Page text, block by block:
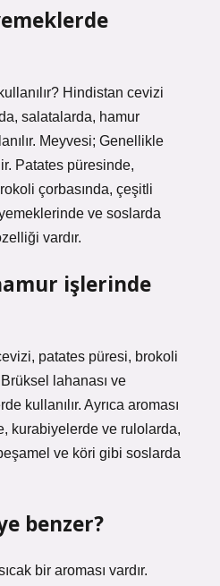
Hindistan cevizi
salatalarda, hamur
Meyvesi; Genellikle
Patates püresinde,
çorbasında, çeşitli
ve soslarda
vardır.
işlerinde
patates püresi, brokoli
lahanası ve
kullanılır. Ayrıca aroması
kurabiyelerde ve rulolarda,
ve köri gibi soslarda
benzer?
bir aroması vardır.